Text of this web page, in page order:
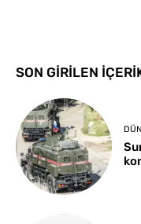
SON GİRİLEN